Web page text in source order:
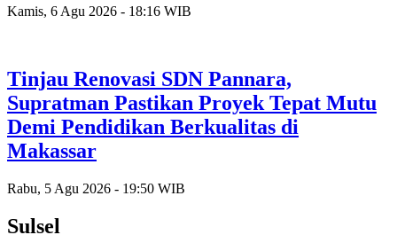
Kamis, 6 Agu 2026 - 18:16 WIB
Tinjau Renovasi SDN Pannara,
Supratman Pastikan Proyek Tepat Mutu
Demi Pendidikan Berkualitas di
Makassar
Rabu, 5 Agu 2026 - 19:50 WIB
Sulsel